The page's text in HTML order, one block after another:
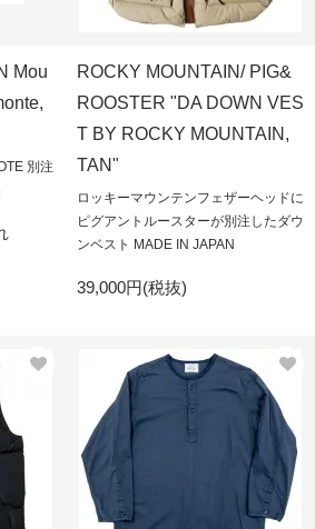
Mou
別注
ROCKY MOUNTAIN/ PIG&
ROOSTER "DA DOWN VES
T BY ROCKY MOUNTAIN,
TAN"
ロッキーマウンテンフェザーヘッドに
ピグアントルースターが別注したダウ
ンベスト MADE IN JAPAN
39,000円(税抜)